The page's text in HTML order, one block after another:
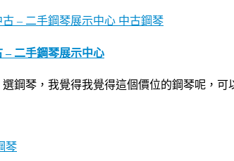
中古鋼琴
– 二手鋼琴展示中心
鋼琴，我覺得我覺得這個價位的鋼琴呢，
琴